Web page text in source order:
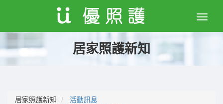
Toggle
居家照護新知
居家照護新知
活動訊息